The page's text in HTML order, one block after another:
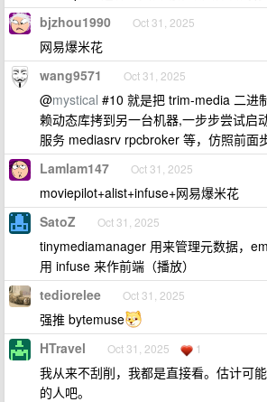
bjzhou1990 Oct 31, 2025
网易爆米花
wang9571 Oct 31, 2025
@mystical #10 就是把 trim-media 二进
赖动态库拷到另一台机器,一步步尝试启
服务 mediasrv rpcbroker 等，仿照前面
Lamlam147 Oct 31, 2025
moviepilot+alist+infuse+网易爆米花
SatoZ Oct 31, 2025
tinymediamanager 用来管理元数据，
用 infuse 来作前端（播放）
tediorelee Oct 31, 2025
强推 bytemuse
HTravel Oct 31, 2025 1
我从来不刮削，我都是直接看。估计可
的人吧。